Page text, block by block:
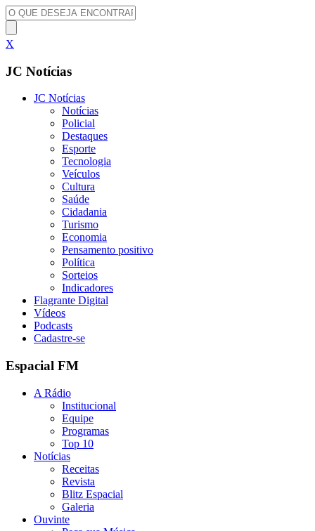
X
JC Notícias
JC Notícias
Notícias
Policial
Destaques
Esporte
Tecnologia
Veículos
Cultura
Saúde
Cidadania
Turismo
Economia
Pensamento positivo
Política
Sorteios
Indicadores
Flagrante Digital
Vídeos
Podcasts
Cadastre-se
Espacial FM
A Rádio
Institucional
Equipe
Programas
Top 10
Notícias
Receitas
Revista
Blitz Espacial
Galeria
Ouvinte